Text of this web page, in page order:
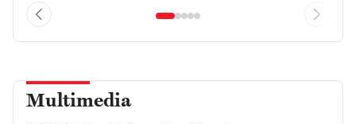
Multimedia